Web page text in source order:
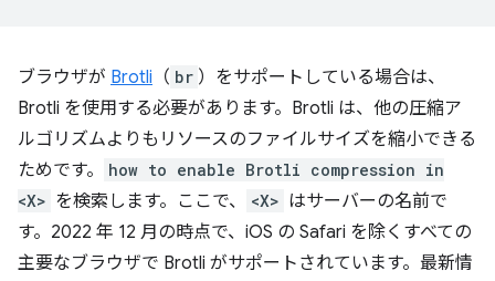
ブラウザが Brotli （ br ）をサポートしている場合は、
Brotli を使用する必要があります。Brotli は、他の圧縮ア
ルゴリズムよりもリソースのファイルサイズを縮小できる
ためです。
how to enable Brotli compression in
<X> を検索します。ここで、 <X> はサーバーの名前で
す。2022 年 12 月の時点で、iOS の Safari を除くすべての
主要なブラウザで Brotli がサポートされています。最新情